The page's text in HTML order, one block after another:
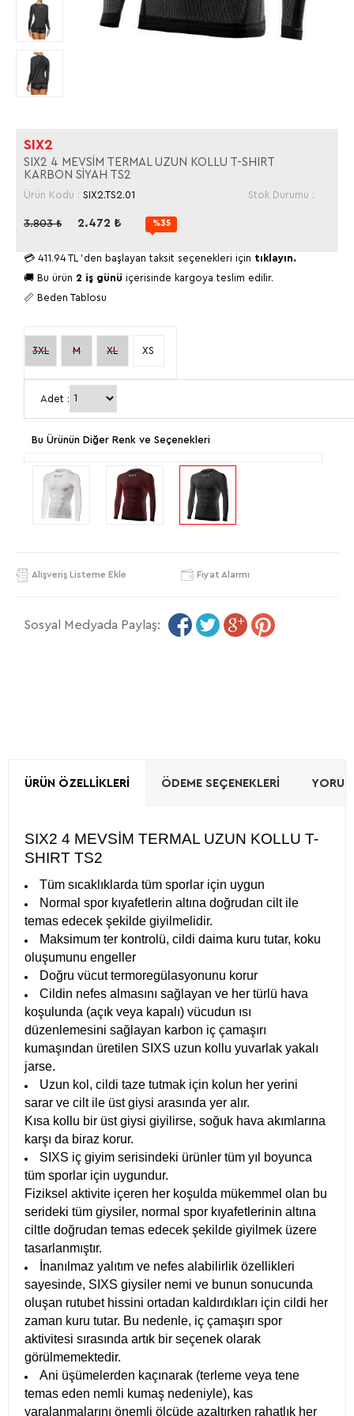
SIX2
SIX2 4 MEVSİM TERMAL UZUN KOLLU T-SHIRT
KARBON SİYAH TS2
Ürün Kodu : SIX2.TS2.01 Stok Durumu :
3.803₺ 2.472 ₺ %35
💳 411.94 TL 'den başlayan taksit seçenekleri için tıklayın.
🚚 Bu ürün 2 iş günü içerisinde kargoya teslim edilir.
📏 Beden Tablosu
3XL
-
M
- L
XL
-
2XL
XS
- S
Adet :
Bu Ürünün Diğer Renk ve Seçenekleri
Alışveriş Listeme Ekle Fiyat Alarmı
Sosyal Medyada Paylaş:
ÜRÜN ÖZELLIKLERI ÖDEME SEÇENEKLERI
SIX2 4 MEVSİM TERMAL UZUN KOLLU T-
SHIRT TS2
Tüm sıcaklıklarda tüm sporlar için uygun
Normal spor kıyafetlerin altına doğrudan cilt ile
temas edecek şekilde giyilmelidir.
Maksimum ter kontrolü, cildi daima kuru tutar, koku
oluşumunu engeller
Doğru vücut termoregülasyonunu korur
Cildin nefes almasını sağlayan ve her türlü hava
koşulunda (açık veya kapalı) vücudun ısı
düzenlemesini sağlayan karbon iç çamaşırı
kumaşından üretilen SIXS uzun kollu yuvarlak yakalı
jarse.
Uzun kol, cildi taze tutmak için kolun her yerini
sarar ve cilt ile üst giysi arasında yer alır.
Kısa kollu bir üst giysi giyilirse, soğuk hava akımlarına
karşı da biraz korur.
SIXS iç giyim serisindeki ürünler tüm yıl boyunca
tüm sporlar için uygundur.
Fiziksel aktivite içeren her koşulda mükemmel olan bu
serideki tüm giysiler, normal spor kıyafetlerinin altına
ciltle doğrudan temas edecek şekilde giyilmek üzere
tasarlanmıştır.
İnanılmaz yalıtım ve nefes alabilirlik özellikleri
sayesinde, SIXS giysiler nemi ve bunun sonucunda
oluşan rutubet hissini ortadan kaldırdıkları için cildi her
zaman kuru tutar. Bu nedenle, iç çamaşırı spor
aktivitesi sırasında artık bir seçenek olarak
görülmemektedir.
Ani üşümelerden kaçınarak (terleme veya tene
temas eden nemli kumaş nedeniyle), kas
yaralanmalarını önemli ölçüde azaltırken rahatlık her